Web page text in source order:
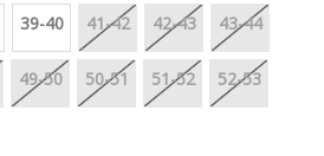
39-40 41-42 42-43 43-44
49-50 50-51 51-52 52-53